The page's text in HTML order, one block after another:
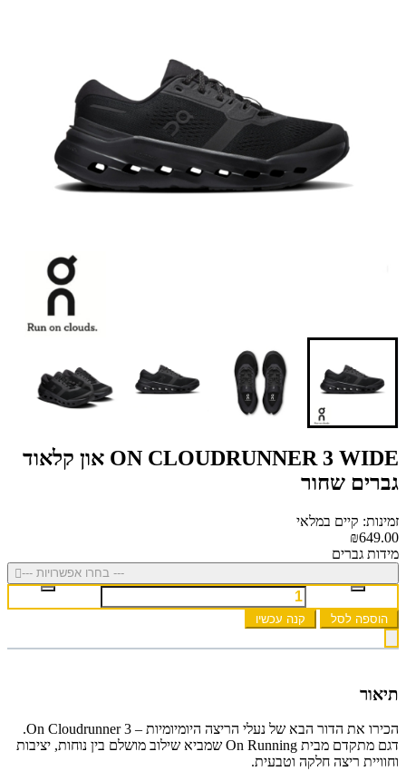
ON CLOUDRUNNER 3 WIDE און קלאוד
גברים שחור
זמינות: קיים במלאי
₪649.00
מידות גברים
--- בחרו אפשרויות ---
הוספה לסל קנה עכשיו
תיאור
הכירו את הדור הבא של נעלי הריצה היומיומיות – On Cloudrunner 3.
דגם מתקדם מבית On Running שמביא שילוב מושלם בין נוחות, יציבות
וחוויית ריצה חלקה וטבעית.